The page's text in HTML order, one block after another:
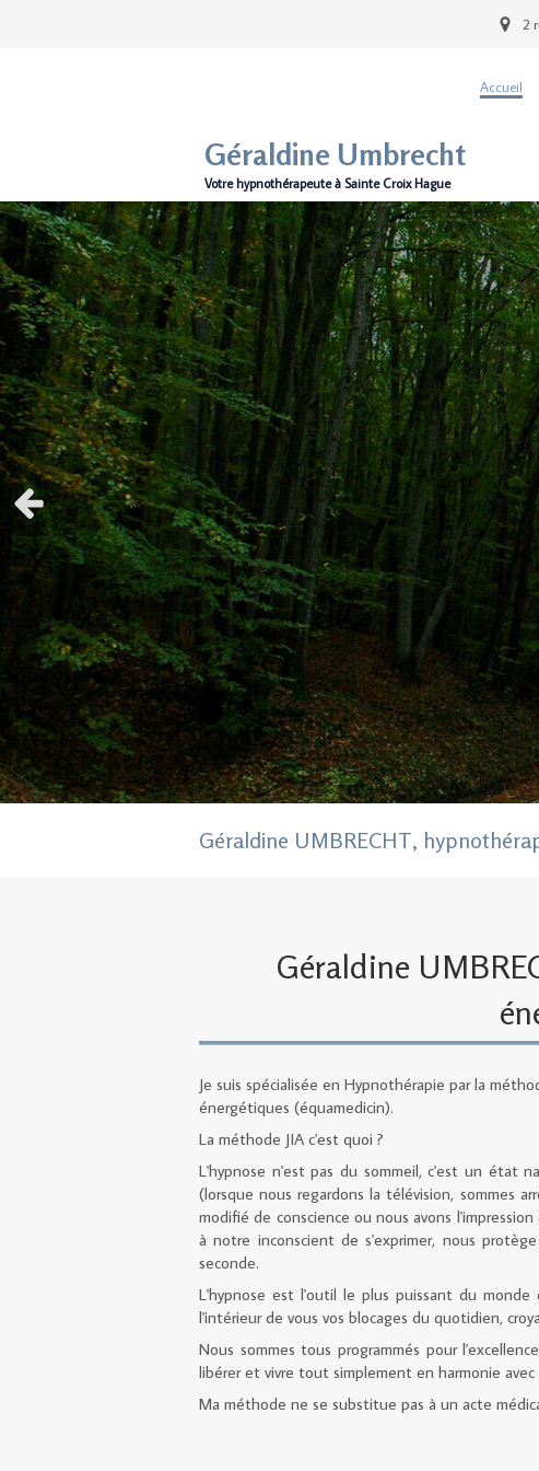
2
Accueil
Géraldine Umbrecht
Votre hypnothérapeute à Sainte Croix Hague
Slide précédent
Géraldine UMBRECHT,
Géraldine
Je suis spécialisée en Hypnothérapie par la
énergétiques (équamedicin).
La méthode JIA c'est quoi ?
L'hypnose n'est pas du sommeil, c'est un état
(lorsque nous regardons la télévision, sommes
modifié de conscience ou nous avons
à notre inconscient de s'exprimer, nous
seconde.
L'hypnose est l'outil le plus puissant du
l'intérieur de vous vos blocages du quotidien,
Nous sommes tous programmés pour
libérer et vivre tout simplement en harmonie
Ma méthode ne se substitue pas à un acte